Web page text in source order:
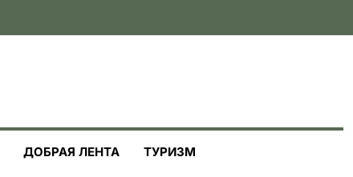
ДОБРАЯ ЛЕНТА ТУРИЗМ